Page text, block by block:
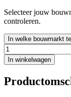
Selecteer jouw
controleren.
In welke bouwmarkt
In winkelwagen